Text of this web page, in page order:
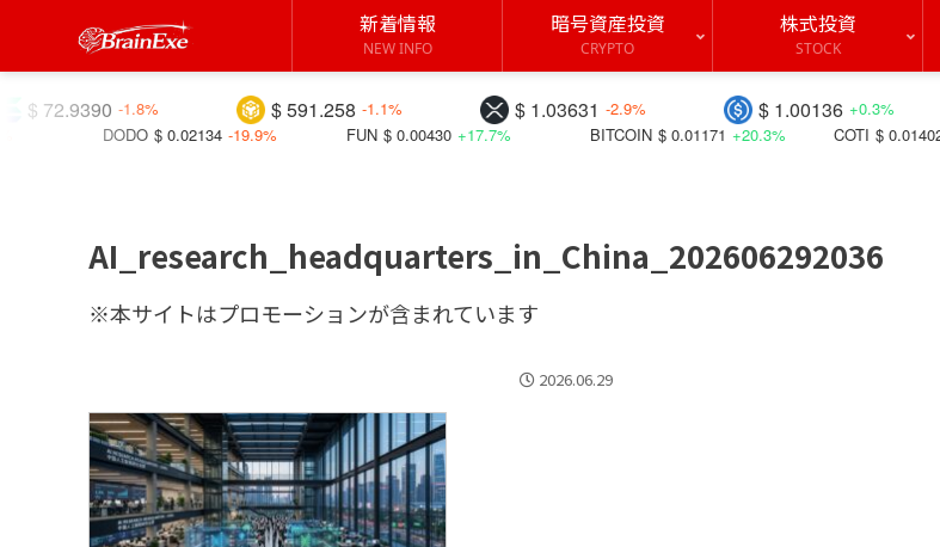
新着情報
NEW INFO
暗号資産投資
CRYPTO
株式投資
STOCK
$ 1.00136 +0.3%
$ 1.03631 -2.9%
$ 591.258 -1.1%
-1.8%
COTI $ 0.01402 +22.0%
BITCOIN $ 0.01171 +20.3%
FUN $ 0.00430 +17.7%
$ 0.02134 -19.9%
AI_research_headquarters_in_China_202606292036
※本サイトはプロモーションが含まれています
2026.06.29